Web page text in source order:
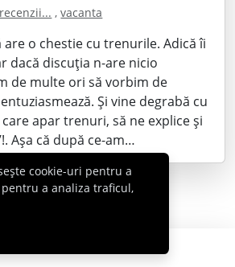
recenzii... ,vacanta
are o chestie cu trenurile. Adică îi
dacă discuția n-are nicio
de multe ori să vorbim de
Și vine degrabă cu
apar trenuri, să ne explice și
Așa că după ce-am…
© 2007 - 2026 Cabral.ro
cookie-uri pentru a
a analiza traficul,